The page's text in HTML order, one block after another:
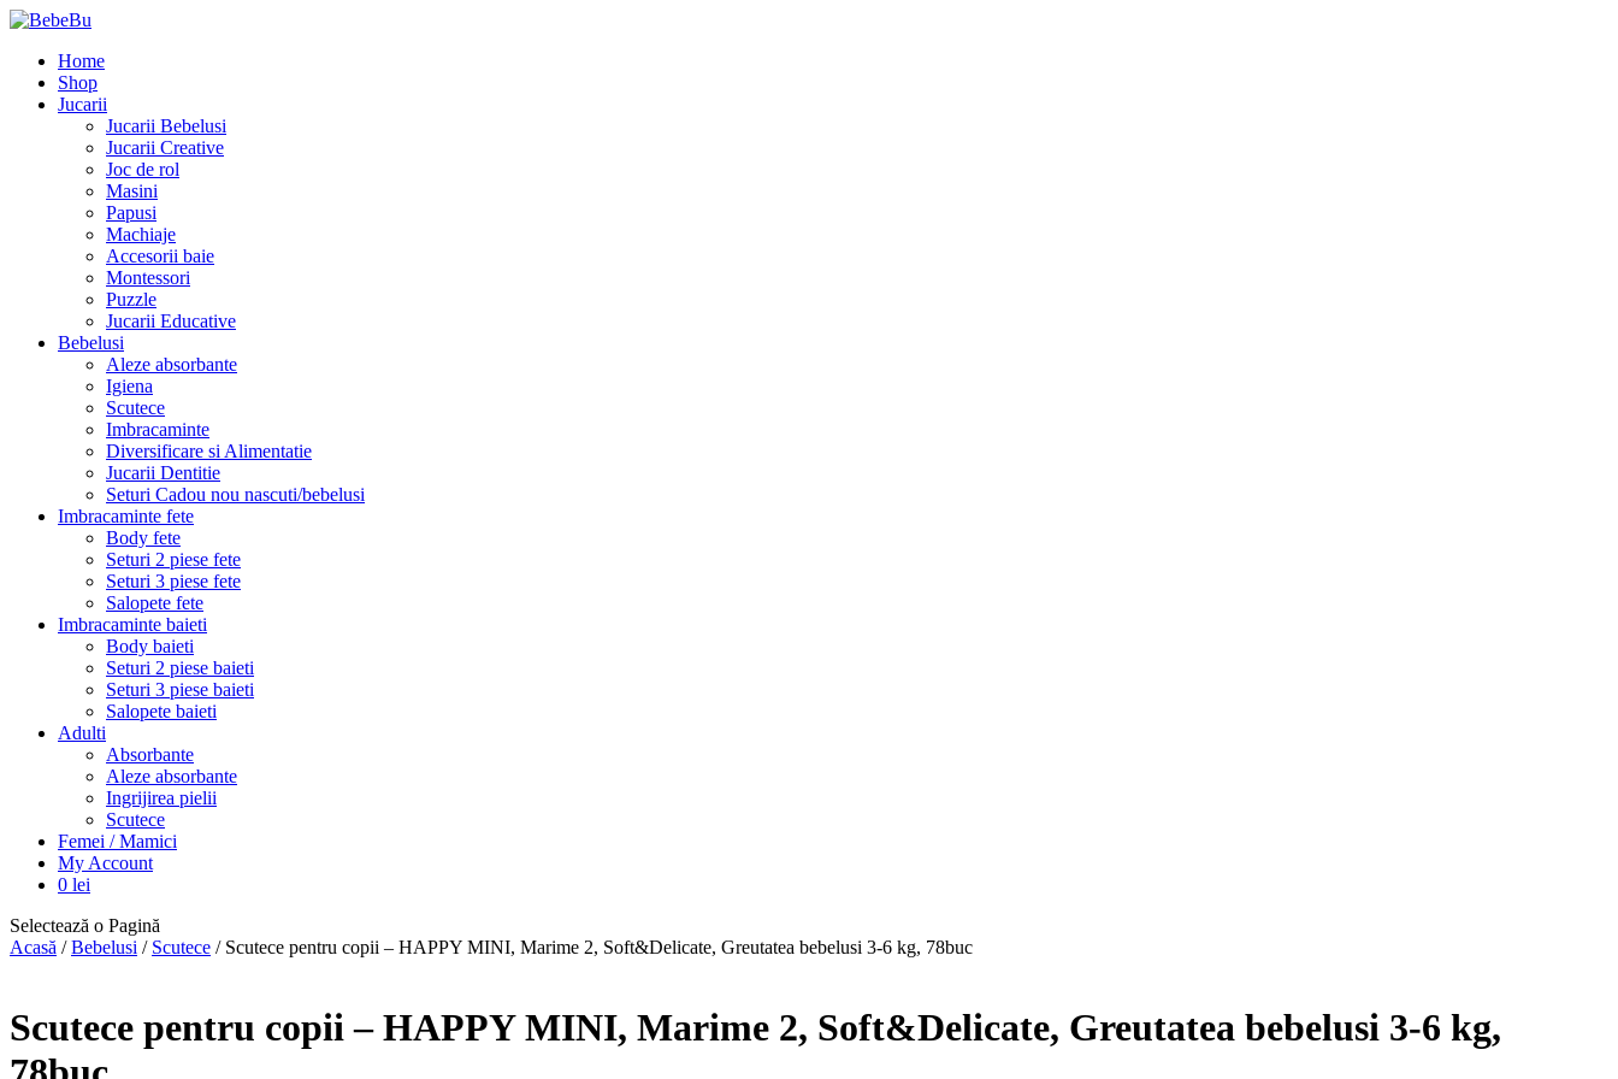
Home
Shop
Jucarii
Jucarii Bebelusi
Jucarii Creative
Joc de rol
Masini
Papusi
Machiaje
Accesorii baie
Montessori
Puzzle
Jucarii Educative
Bebelusi
Aleze absorbante
Igiena
Scutece
Imbracaminte
Diversificare si Alimentatie
Jucarii Dentitie
Seturi Cadou nou nascuti/bebelusi
Imbracaminte fete
Body fete
Seturi 2 piese fete
Seturi 3 piese fete
Salopete fete
Imbracaminte baieti
Body baieti
Seturi 2 piese baieti
Seturi 3 piese baieti
Salopete baieti
Adulti
Absorbante
Aleze absorbante
Ingrijirea pielii
Scutece
Femei / Mamici
My Account
0 lei
Selectează o Pagină
Acasă /Bebelusi / Scutece / Scutece pentru copii – HAPPY MINI, Marime 2, Soft&Delicate, Greutatea bebelusi 3-6 kg, 78buc
Scutece pentru copii – HAPPY MINI, Marime 2, Soft&Delicate, Greutatea bebelusi 3-6 kg,